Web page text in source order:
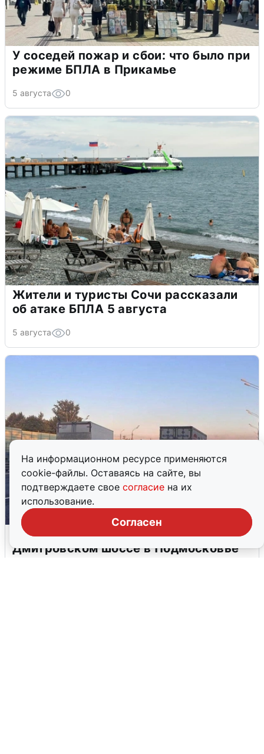
На информационном ресурсе применяются
cookie-файлы. Оставаясь на сайте, вы
подтверждаете свое согласие на их
использование.
Согласен
У соседей пожар и сбои: что было при
режиме БПЛА в Прикамье
5 августа 0
Жители и туристы Сочи рассказали
об атаке БПЛА 5 августа
5 августа 0
Пять машин столкнулись на
Дмитровском шоссе в Подмосковье